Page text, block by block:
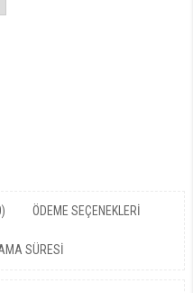
ÖDEME SEÇENEKLERI
SÜRESI